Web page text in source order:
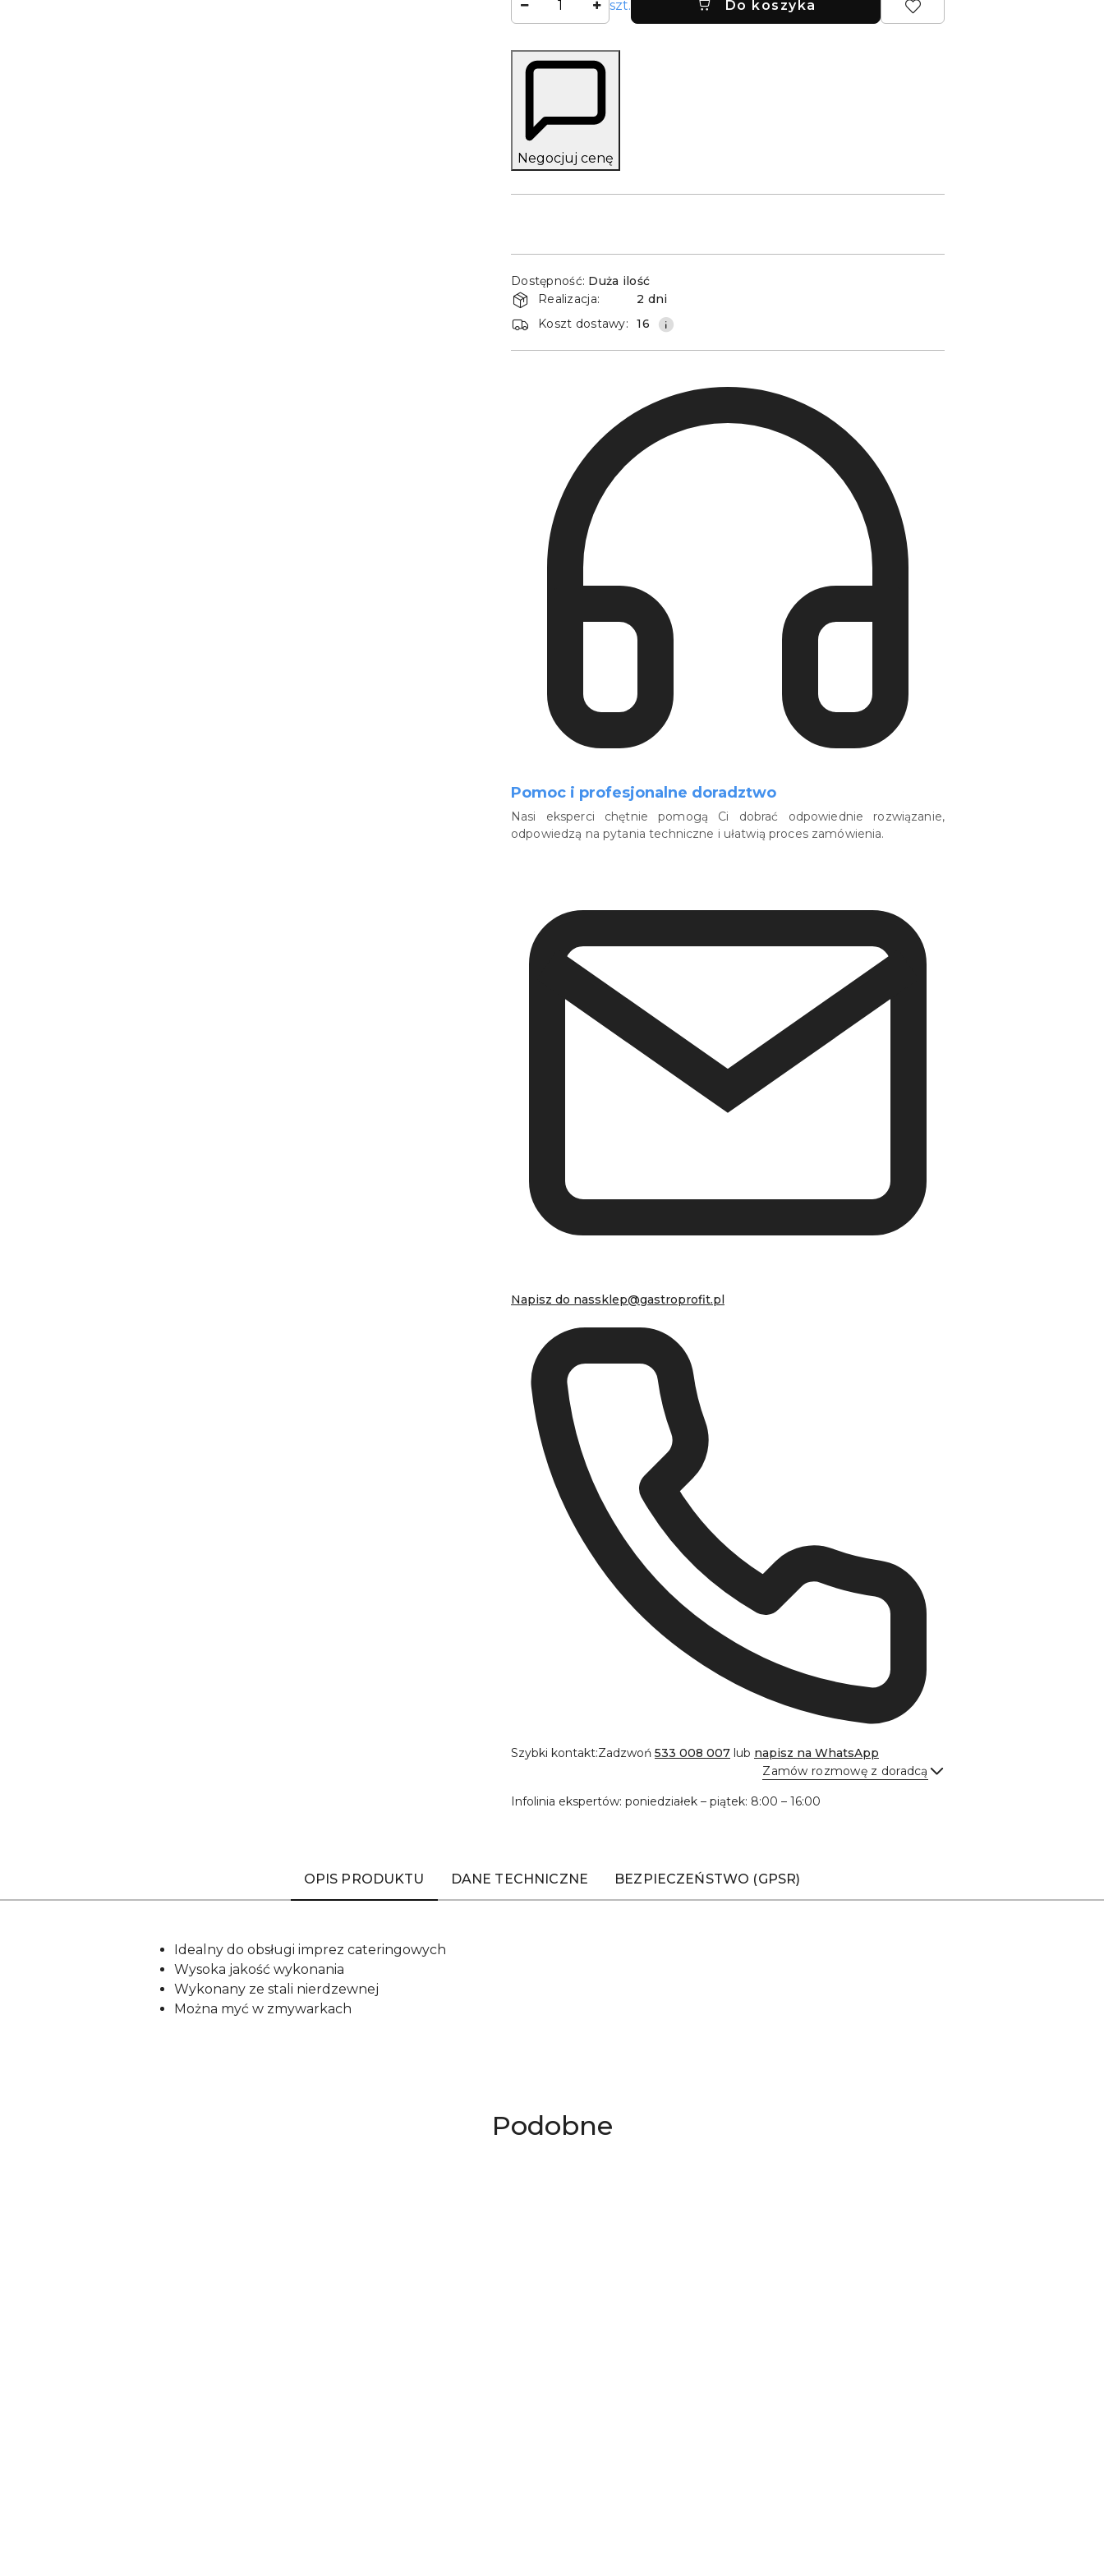
szt. Do koszyka
Negocjuj cenę
i
dostawa
Dostępność: Duża ilość
Realizacja:
2 dni
Koszt dostawy:
16
Pomoc i profesjonalne doradztwo
Nasi eksperci chętnie pomogą Ci dobrać odpowiednie rozwiązanie,
odpowiedzą na pytania techniczne i ułatwią proces zamówienia.
Napisz do nassklep@gastroprofit.pl
Szybki kontakt:Zadzwoń 533 008 007 lub napisz na WhatsApp
Zamów rozmowę z doradcą
Infolinia ekspertów: poniedziałek – piątek: 8:00 – 16:00
OPIS PRODUKTU DANE TECHNICZNE BEZPIECZEŃSTWO (GPSR)
Idealny do obsługi imprez cateringowych
Wysoka jakość wykonania
Wykonany ze stali nierdzewnej
Można myć w zmywarkach
Produkty
Podobne